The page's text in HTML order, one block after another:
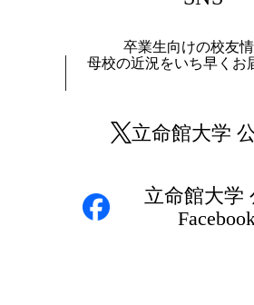
卒業生向けの校友
母校の近況をいち早くお
立命館大学
立命館大学